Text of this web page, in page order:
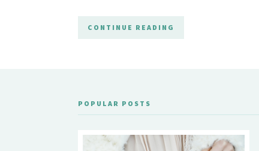
CONTINUE READING
POPULAR POSTS